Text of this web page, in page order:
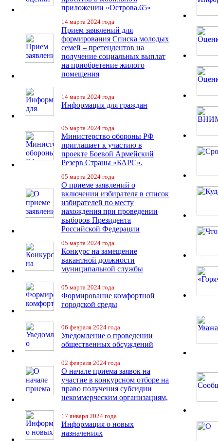
приложении «Острова.65»
14 марта 2024 года
Прием заявлений для
формирования Списка молодых
семей – претендентов на
получение социальных выплат
на приобретение жилого
помещения
14 марта 2024 года
Информация для граждан
05 марта 2024 года
Министерство обороны РФ
приглашает к участию в
проекте Боевой Армейский
Резерв Страны «БАРС».
05 марта 2024 года
О приеме заявлений о
включении избирателя в список
избирателей по месту
нахождения при проведении
выборов Президента
Российской Федерации
05 марта 2024 года
Конкурс на замещение
вакантной должности
муниципальной службы
05 марта 2024 года
Формирование комфортной
городской среды
06 февраля 2024 года
Уведомление о проведении
общественных обсуждений
02 февраля 2024 года
О начале приема заявок на
участие в конкурсном отборе на
право получения субсидии
некоммерческим организациям,
17 января 2024 года
Информация о новых
назначениях